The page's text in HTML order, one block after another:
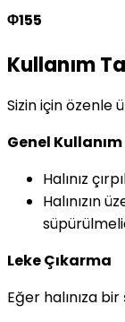
Φ155
Kullanım
Sizin için özenle
Genel Kullanım
Halınız
Halınızın
Leke Çıkarma
Eğer halınıza